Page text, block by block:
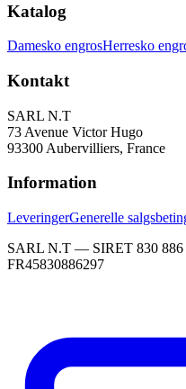
Katalog
Damesko engrosHerresko
Kontakt
SARL N.T
73 Avenue Victor Hugo
93300 Aubervilliers, France
Information
LeveringerGenerelle
SARL N.T — SIRET 830
FR45830886297